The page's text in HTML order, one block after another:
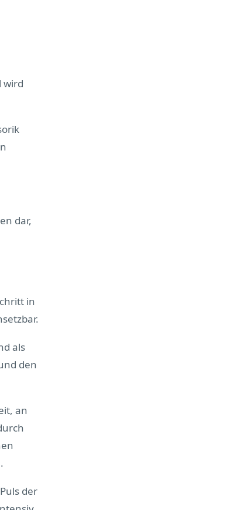
wird
dar,
in
als
den
an
der